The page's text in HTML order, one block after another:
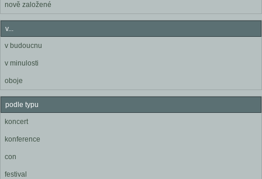
nově založené
v...
v budoucnu
v minulosti
oboje
podle typu
koncert
konference
con
festival